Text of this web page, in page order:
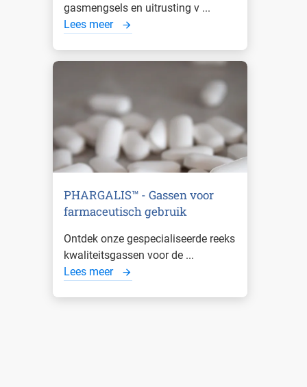
gasmengsels en uitrusting v ...
Lees meer
PHARGALIS™ - Gassen voor
farmaceutisch gebruik
Ontdek onze gespecialiseerde reeks
kwaliteitsgassen voor de ...
Lees meer